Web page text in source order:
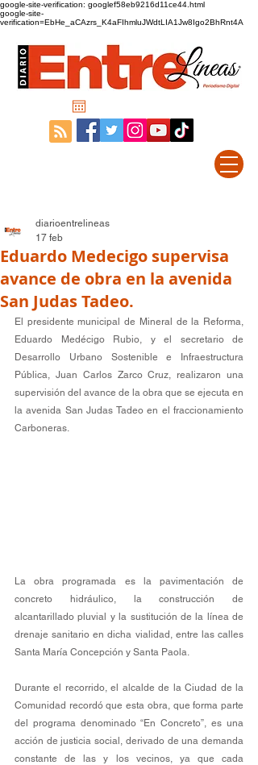
google-site-verification: googlef58eb9216d11ce44.html
google-site-
verification=EbHe_aCAzrs_K4aFIhmluJWdtLIA1Jw8Igo2BhRnt4A
Eduardo Medecigo supervisa
avance de obra en la avenida
San Judas Tadeo.
diarioentrelineas
17 feb
El presidente municipal de Mineral de la Reforma,
Eduardo Medécigo Rubio, y el secretario de
Desarrollo Urbano Sostenible e Infraestructura
Pública, Juan Carlos Zarco Cruz, realizaron una
supervisión del avance de la obra que se ejecuta en
la avenida San Judas Tadeo en el fraccionamiento
Carboneras.
La obra programada es la pavimentación de
concreto hidráulico, la construcción de
alcantarillado pluvial y la sustitución de la línea de
drenaje sanitario en dicha vialidad, entre las calles
Santa María Concepción y Santa Paola.
Durante el recorrido, el alcalde de la Ciudad de la
Comunidad recordó que esta obra, que forma parte
del programa denominado “En Concreto”, es una
acción de justicia social, derivado de una demanda
constante de las y los vecinos, ya que cada